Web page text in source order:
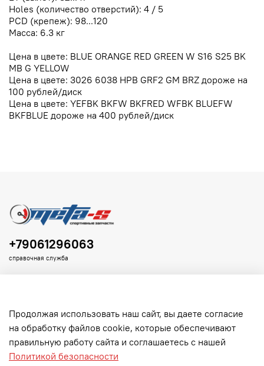
Holes (количество отверстий): 4 / 5
PCD (крепеж): 98...120
Масса: 6.3 кг
Цена в цвете: BLUE ORANGE RED GREEN W S16 S25 BK
MB G YELLOW
Цена в цвете: 3026 6038 HPB GRF2 GM BRZ дороже на
100 рублей/диск
Цена в цвете: YEFBK BKFW BKFRED WFBK BLUEFW
BKFBLUE дороже на 400 рублей/диск
Клиенту
+79061296063
справочная служба
Продолжая использовать наш сайт, вы даете согласие
на обработку файлов cookie, которые обеспечивают
правильную работу сайта и соглашаетесь с нашей
Политикой безопасности